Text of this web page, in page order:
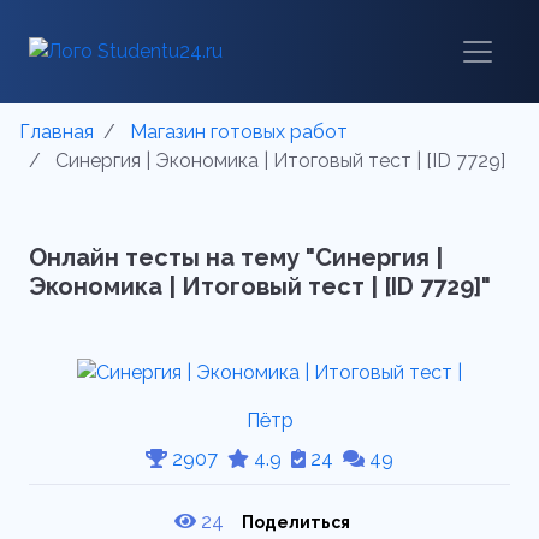
Главная
Магазин готовых работ
Синергия | Экономика | Итоговый тест | [ID 7729]
Онлайн тесты на тему "Синергия |
Экономика | Итоговый тест | [ID 7729]"
Пётр
2907
4.9 24 49
24 Поделиться